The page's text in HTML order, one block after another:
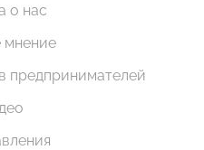
о нас
предпринимателей